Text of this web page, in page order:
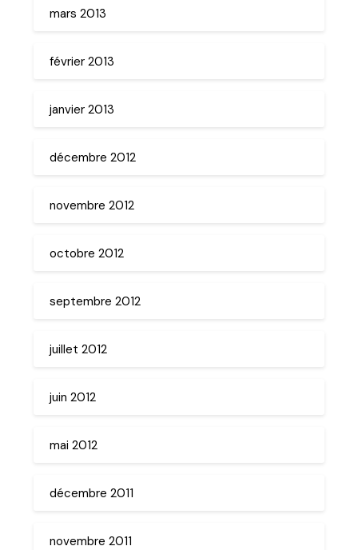
mars 2013
février 2013
janvier 2013
décembre 2012
novembre 2012
octobre 2012
septembre 2012
juillet 2012
juin 2012
mai 2012
décembre 2011
novembre 2011